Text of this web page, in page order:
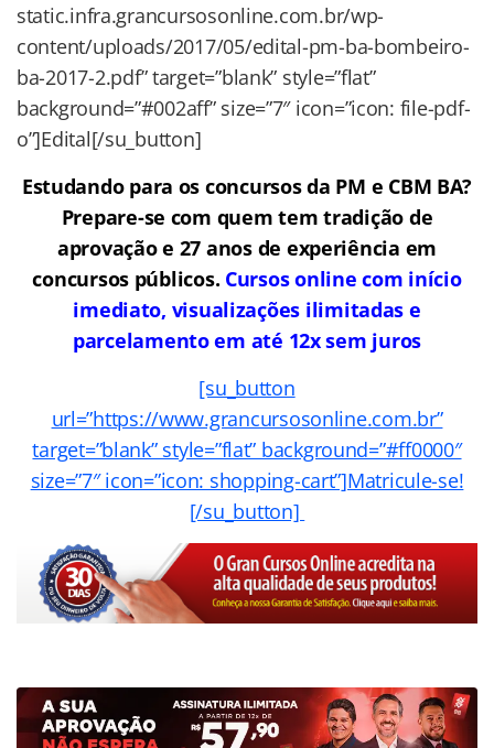
static.infra.grancursosonline.com.br/wp-
content/uploads/2017/05/edital-pm-ba-bombeiro-
ba-2017-2.pdf” target=”blank” style=”flat”
background=”#002aff” size=”7″ icon=”icon: file-pdf-
o”]Edital[/su_button]
Estudando para os concursos da PM e CBM BA?
Prepare-se com quem tem tradição de
aprovação e 27 anos de experiência em
concursos públicos. Cursos online com início
imediato, visualizações ilimitadas e
parcelamento em até 12x sem juros
[su_button
url=”https://www.grancursosonline.com.br”
target=”blank” style=”flat” background=”#ff0000″
size=”7″ icon=”icon: shopping-cart”]Matricule-se!
[/su_button]